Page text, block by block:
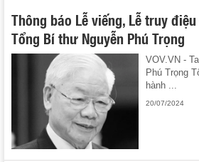
Thông báo Lễ viếng, Lễ truy
Tổng Bí thư Nguyễn Phú Trọng
VOV.VN -
Phú Trọng
hành ...
20/07/2024